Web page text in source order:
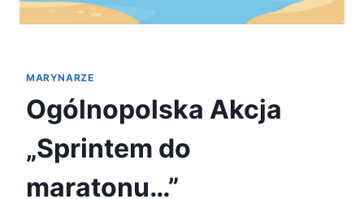
MARYNARZE
Ogólnopolska Akcja
„Sprintem do
maratonu…”